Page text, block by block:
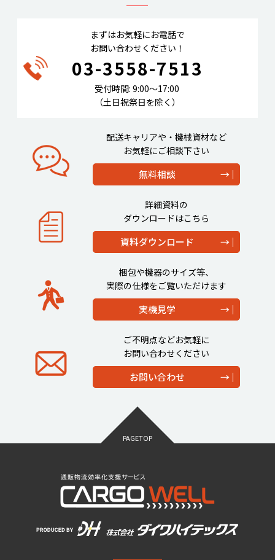
まずはお気軽にお電話で
お問い合わせください！
03-3558-7513
受付時間: 9:00〜17:00
（土日祝祭日を除く）
無料相談
配送キャリアや・機械資材など
お気軽にご相談下さい
資料ダウンロード
詳細資料の
ダウンロードはこちら
実機見学
梱包や機器のサイズ等、
実際の仕様をご覧いただけます
お問い合わせ
ご不明点などお気軽に
お問い合わせください
PAGETOP